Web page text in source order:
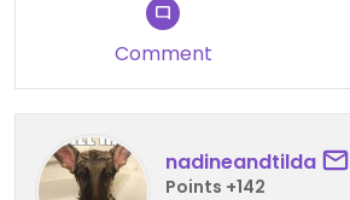
Comment
nadineandtilda
Points +142